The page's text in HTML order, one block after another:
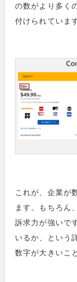
の数がより多く
付けられています
これが、企業が
ます。もちろん
訴求力が強いで
いるか、という
数字が大きいこ